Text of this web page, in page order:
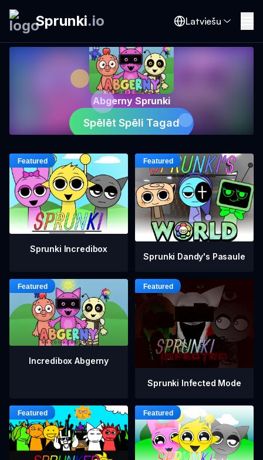
Sprunki.io Latviešu
Abgerny Sprunki
Spēlēt Spēli Tagad
Sprunki Incredibox
Sprunki Dandy's Pasaule
Incredibox Abgerny
Sprunki Infected Mode